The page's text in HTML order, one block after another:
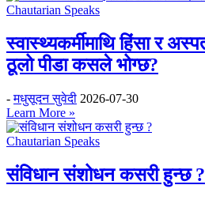
Chautarian Speaks
स्वास्थ्यकर्मीमाथि हिंसा र
ठूलो पीडा कसले भोग्छ?
-मधुसूदन सुवेदी 2026-07-30
Learn More »
Chautarian Speaks
संविधान संशोधन कसरी हुन्छ ?